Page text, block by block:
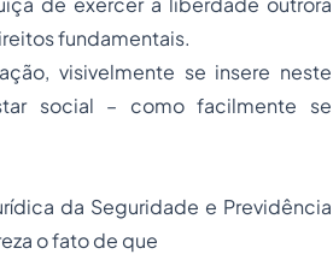
fundamentais.
visivelmente se insere neste
social – como facilmente se
da Seguridade e Previdência
o fato de que